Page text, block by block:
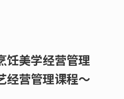
饪美学经营管理
经营管理课程～